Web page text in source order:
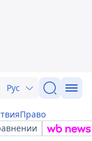
Рус
Право